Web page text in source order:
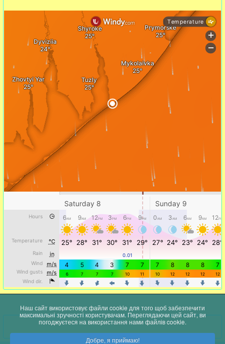
Наш сайт використовує файли cookie для того щоб забезпечити
максимальні зручності користувачам. Переглядаючи цей сайт, ви
погоджуєтеся на використання нами файлів cookie.
Добре, я приймаю!